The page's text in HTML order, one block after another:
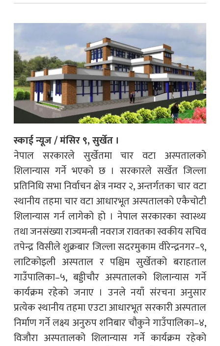
स्काई न्यूज / मंसिर ९, सुर्खेत ।
नेपाल सरकारले सुर्खेतमा चार वटा अस्पतालको
शिलान्यास गर्ने भएको छ । सरकारले सर्खेत जिल्ला
प्रतिनिधि सभा निर्वाचन क्षेत्र नम्वर २, अन्तर्गतका चार वटा
स्थानीय तहमा चार वटा आधारभूत अस्पतालको एकैचोटी
शिलान्यास गर्न लागेको हो । नेपाल सरकारका स्वास्थ्य
तथा जनसंख्या राज्यमन्त्री नवराज रावतका स्वकीय सचिव
तपेन्द्र विसीले शुक्रबार जिल्ला सदरमुकाम वीरेन्द्रनगर–९,
लाटिकोइली अस्पताल र पश्चिम सुर्खेतको बराहताल
गाउँपालिका–५, बड्डीचौर अस्पतालको शिलान्यास गर्ने
कार्यक्रम रहेको जनाए । उनले नयाँ संरचना अनुसार
प्रत्येक स्थानीय तहमा एउटा आधारभूत सरकारी अस्पताल
निर्माण गर्ने लक्ष्य अनुरुप शनिबार चौकुने गाउँपालिका–४,
विजौरा अस्पतालको शिलान्यास गर्ने कार्यक्रम रहेको